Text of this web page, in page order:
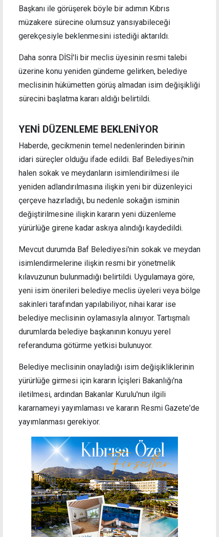
Başkanı ile görüşerek böyle bir adımın Kıbrıs
müzakere sürecine olumsuz yansıyabileceği
gerekçesiyle beklenmesini istediği aktarıldı.
Daha sonra DİSİ'li bir meclis üyesinin resmi talebi
üzerine konu yeniden gündeme gelirken, belediye
meclisinin hükümetten görüş almadan isim değişikliği
sürecini başlatma kararı aldığı belirtildi.
YENİ DÜZENLEME BEKLENİYOR
Haberde, gecikmenin temel nedenlerinden birinin
idari süreçler olduğu ifade edildi. Baf Belediyesi'nin
halen sokak ve meydanların isimlendirilmesi ile
yeniden adlandırılmasına ilişkin yeni bir düzenleyici
çerçeve hazırladığı, bu nedenle sokağın isminin
değiştirilmesine ilişkin kararın yeni düzenleme
yürürlüğe girene kadar askıya alındığı kaydedildi.
Mevcut durumda Baf Belediyesi'nin sokak ve meydan
isimlendirmelerine ilişkin resmi bir yönetmelik
kılavuzunun bulunmadığı belirtildi. Uygulamaya göre,
yeni isim önerileri belediye meclis üyeleri veya bölge
sakinleri tarafından yapılabiliyor, nihai karar ise
belediye meclisinin oylamasıyla alınıyor. Tartışmalı
durumlarda belediye başkanının konuyu yerel
referanduma götürme yetkisi bulunuyor.
Belediye meclisinin onayladığı isim değişikliklerinin
yürürlüğe girmesi için kararın İçişleri Bakanlığı'na
iletilmesi, ardından Bakanlar Kurulu'nun ilgili
kararnameyi yayımlaması ve kararın Resmi Gazete'de
yayımlanması gerekiyor.